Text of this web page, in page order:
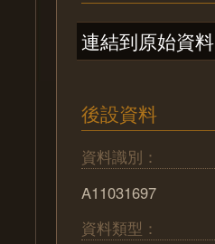
連結到原始資料
後設資料
資料識別：
A11031697
資料類型：